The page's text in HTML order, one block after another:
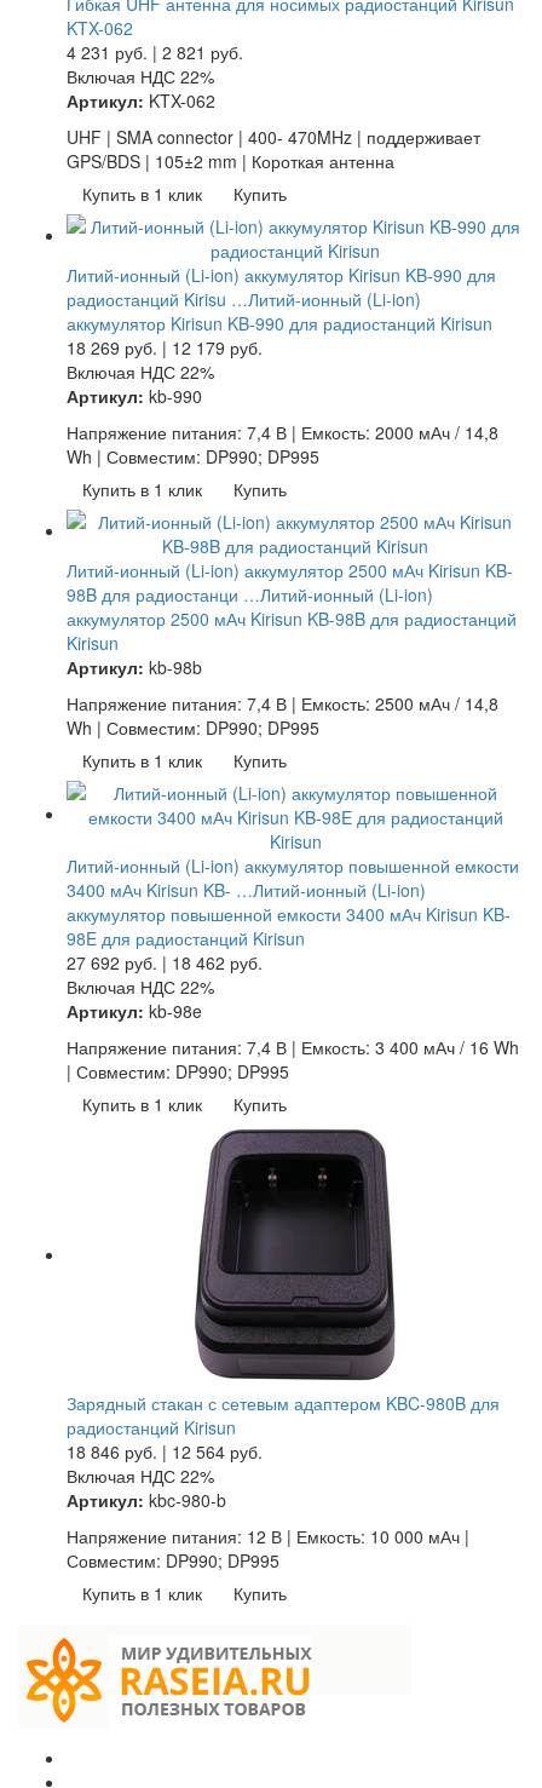
KTX-062
4 231 руб. | 2 821 руб.
Включая НДС 22%
Артикул: KTX-062
UHF | SMA connector | 400- 470MHz | поддерживает
GPS/BDS | 105±2 mm | Короткая антенна
Купить в 1 клик
Купить
Литий-ионный (Li-ion) аккумулятор Kirisun KB-990​ для
радиостанций Kirisu …Литий-ионный (Li-ion)
аккумулятор Kirisun KB-990​ для радиостанций Kirisun
18 269 руб. | 12 179 руб.
Включая НДС 22%
Артикул: kb-990
Напряжение питания: 7,4 В | Емкость: 2000 мАч / 14,8
Wh | Совместим: DP990; DP995
Купить в 1 клик
Купить
Литий-ионный (Li-ion) аккумулятор 2500 мАч Kirisun KB-
98B для радиостанци …Литий-ионный (Li-ion)
аккумулятор 2500 мАч Kirisun KB-98B для радиостанций
Kirisun
Артикул: kb-98b
Напряжение питания: 7,4 В | Емкость: 2500 мАч / 14,8
Wh | Совместим: DP990; DP995
Купить в 1 клик
Купить
Литий-ионный (Li-ion) аккумулятор повышенной емкости
3400 мАч Kirisun KB- …Литий-ионный (Li-ion)
аккумулятор повышенной емкости 3400 мАч Kirisun KB-
98E для радиостанций Kirisun
27 692 руб. | 18 462 руб.
Включая НДС 22%
Артикул: kb-98e
Напряжение питания: 7,4 В | Емкость: 3 400 мАч / 16 Wh
| Совместим: DP990; DP995
Купить в 1 клик
Купить
Зарядный стакан с сетевым адаптером KBC-980B для
радиостанций Kirisun
18 846 руб. | 12 564 руб.
Включая НДС 22%
Артикул: kbc-980-b
Напряжение питания: 12 В | Емкость: 10 000 мАч |
Совместим: DP990; DP995
Купить в 1 клик
Купить